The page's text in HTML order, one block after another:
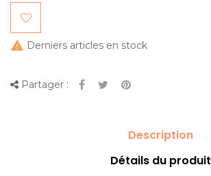
 Derniers articles en stock
Partager :
Description
Détails du produit